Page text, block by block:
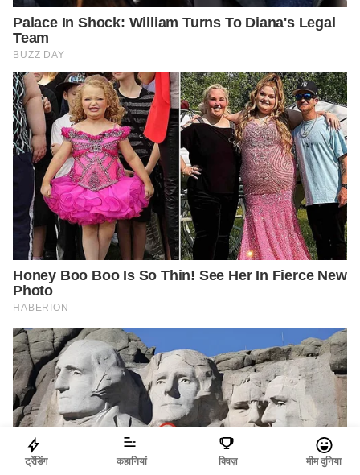
ट्रेंडिंग कहानियां क्विज़ मीम दुनिया